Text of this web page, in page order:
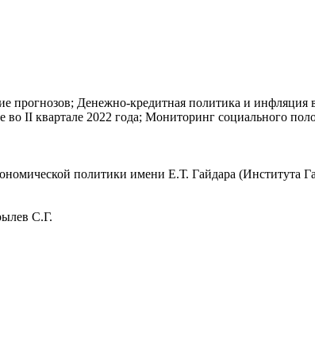
прогнозов; Денежно-кредитная политика и
II квартале 2022 года; Мониторинг социального
политики имени Е.Т. Гайдара (Института
С.Г.